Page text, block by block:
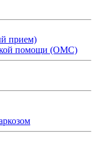
прием)
помощи (ОМС)